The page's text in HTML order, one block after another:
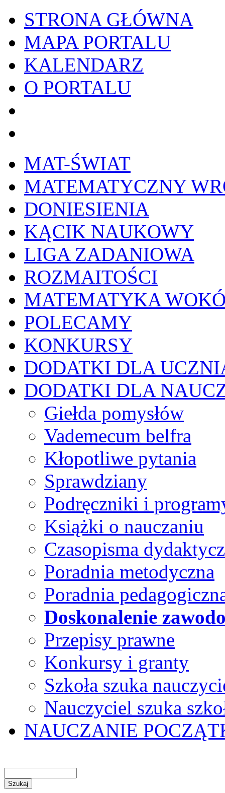
STRONA GŁÓWNA
MAPA PORTALU
KALENDARZ
O PORTALU
MAT-ŚWIAT
MATEMATYCZNY
DONIESIENIA
KĄCIK NAUKOWY
LIGA ZADANIOWA
ROZMAITOŚCI
MATEMATYKA
POLECAMY
KONKURSY
DODATKI DLA
DODATKI DLA
Giełda pomysłów
Vademecum belfra
Kłopotliwe pytania
Sprawdziany
Podręczniki i
Książki o nauczaniu
Czasopisma
Poradnia metodyczna
Poradnia
Doskonalenie
Przepisy prawne
Konkursy i granty
Szkoła szuka
Nauczyciel szuka
NAUCZANIE